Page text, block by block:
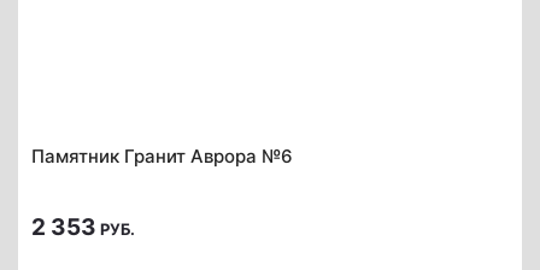
Памятник Гранит Аврора №6
2 353 РУБ.